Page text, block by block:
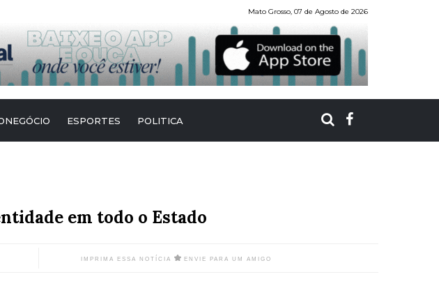
Mato Grosso, 07 de Agosto de 2026
ESPORTES POLITICA
em todo o Estado
IMPRIMA ESSA NOTÍCIA ENVIE PARA UM AMIGO